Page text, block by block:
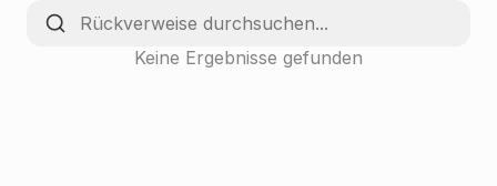
Keine Ergebnisse gefunden